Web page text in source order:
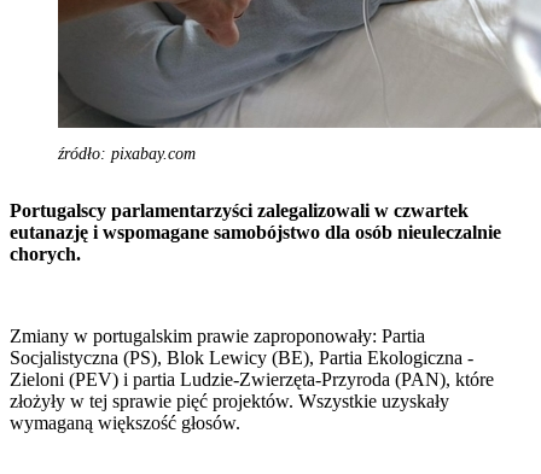
źródło: pixabay.com
Portugalscy parlamentarzyści zalegalizowali w czwartek
eutanazję i wspomagane samobójstwo dla osób nieuleczalnie
chorych.
Zmiany w portugalskim prawie zaproponowały: Partia
Socjalistyczna (PS), Blok Lewicy (BE), Partia Ekologiczna -
Zieloni (PEV) i partia Ludzie-Zwierzęta-Przyroda (PAN), które
złożyły w tej sprawie pięć projektów. Wszystkie uzyskały
wymaganą większość głosów.